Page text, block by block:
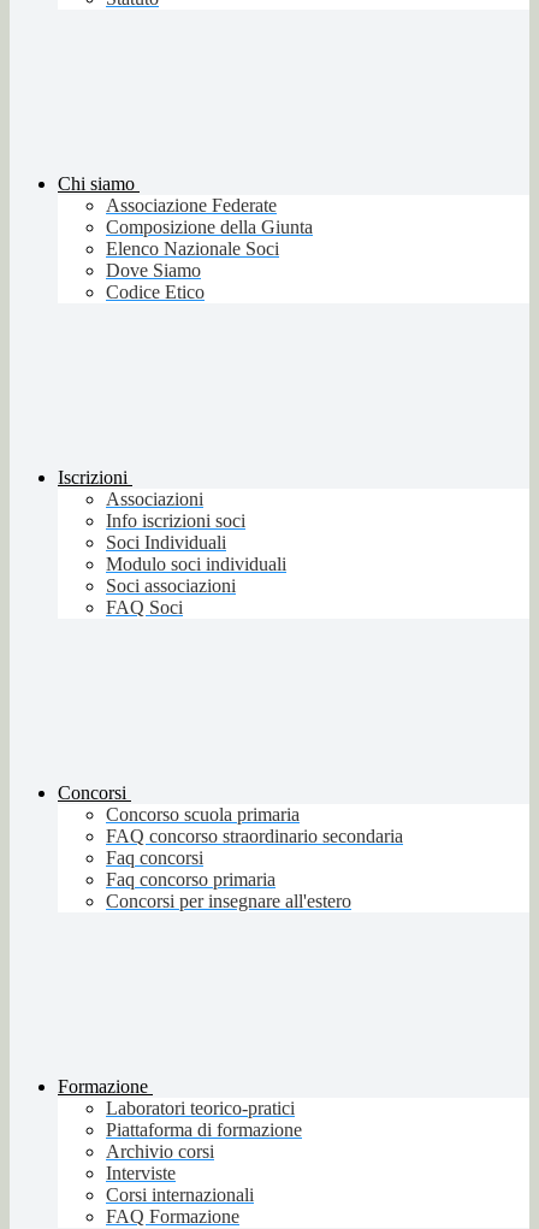
Chi siamo
Associazione Federate
Composizione della Giunta
Elenco Nazionale Soci
Dove Siamo
Codice Etico
Iscrizioni
Associazioni
Info iscrizioni soci
Soci Individuali
Modulo soci individuali
Soci associazioni
FAQ Soci
Concorsi
Concorso scuola primaria
FAQ concorso straordinario secondaria
Faq concorsi
Faq concorso primaria
Concorsi per insegnare all'estero
Formazione
Laboratori teorico-pratici
Piattaforma di formazione
Archivio corsi
Interviste
Corsi internazionali
FAQ Formazione